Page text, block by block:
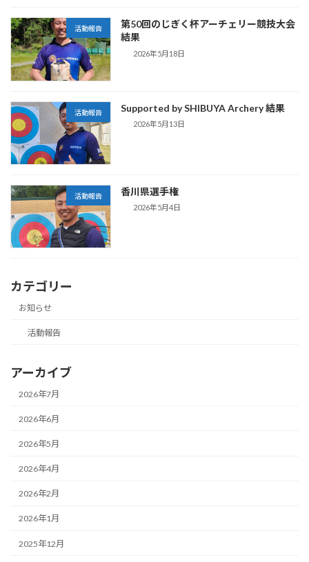
活動報告
第50回のじぎく杯アーチェリー競技大会
結果
2026年5月18日
活動報告 Supported by SHIBUYA Archery 結果
2026年5月13日
活動報告 香川県選手権
2026年5月4日
カテゴリー
お知らせ
活動報告
アーカイブ
2026年7月
2026年6月
2026年5月
2026年4月
2026年2月
2026年1月
2025年12月